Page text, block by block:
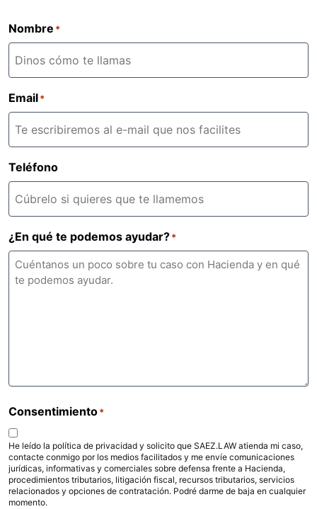
Nombre *
Email*
Teléfono
¿En qué te podemos ayudar?*
Consentimiento*
He leído la política de privacidad y solicito que SAEZ.LAW atienda mi caso,
contacte conmigo por los medios facilitados y me envíe comunicaciones
jurídicas, informativas y comerciales sobre defensa frente a Hacienda,
procedimientos tributarios, litigación fiscal, recursos tributarios, servicios
relacionados y opciones de contratación. Podré darme de baja en cualquier
momento.